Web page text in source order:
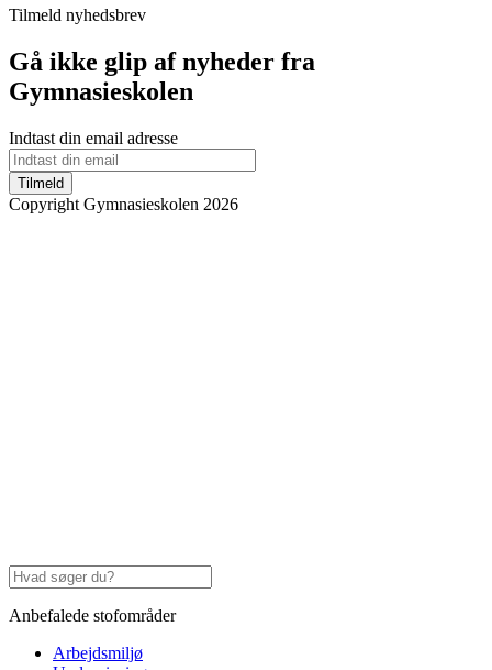
Tilmeld nyhedsbrev
Gå ikke glip af nyheder fra
Gymnasieskolen
Indtast din email adresse
Tilmeld
Copyright Gymnasieskolen 2026
Anbefalede stofområder
Arbejdsmiljø